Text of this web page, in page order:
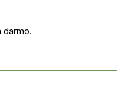
darmo.